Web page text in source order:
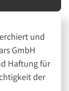
und
GmbH
Haftung für
der